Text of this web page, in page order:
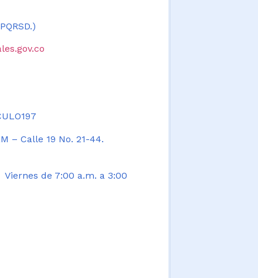
– Calle 19 No. 21-44.
de 7:00 a.m. a 3:00